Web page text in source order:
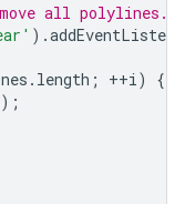
,
all polylines.
).
. length ; ++i)
{
);